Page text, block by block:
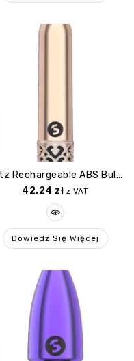
Glitz Rechargeable ABS Bullet Rose Gold
42.24 zł z VAT
Dowiedz Się Więcej